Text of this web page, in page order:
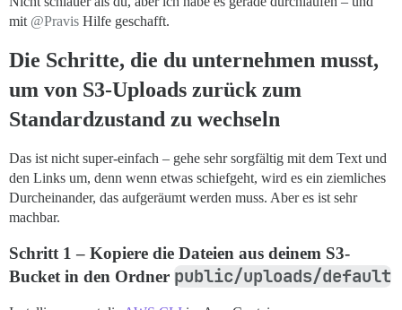
mit @Pravis Hilfe geschafft.
Die Schritte, die du unternehmen musst,
um von S3-Uploads zurück zum
Standardzustand zu wechseln
Das ist nicht super-einfach – gehe sehr sorgfältig mit dem Text und
den Links um, denn wenn etwas schiefgeht, wird es ein ziemliches
Durcheinander, das aufgeräumt werden muss. Aber es ist sehr
machbar.
Schritt 1 – Kopiere die Dateien aus deinem S3-
Bucket in den Ordner public/uploads/default